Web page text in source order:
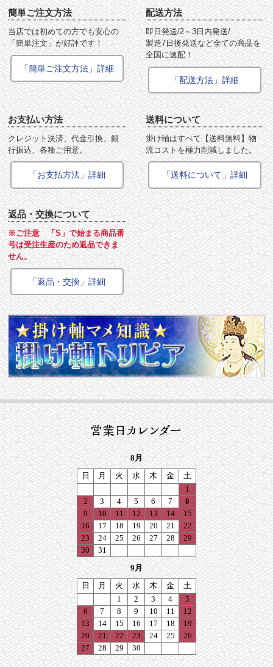
簡単ご注文方法
当店では初めての方でも安心の
「簡単注文」が好評です！
「簡単ご注文方法」詳細
配送方法
即日発送/2～3日内発送/
製造7日後発送など全ての商品を
全国に速配！
「配送方法」詳細
お支払い方法
クレジット決済、代金引換、銀
行振込、各種ご用意。
「お支払方法」詳細
送料について
掛け軸はすべて【送料無料】物
流コストを極力削減しました。
「送料について」詳細
返品・交換について
※ご注意 「S」で始まる商品番
号は受注生産のため返品できま
せん。
「返品・交換」詳細